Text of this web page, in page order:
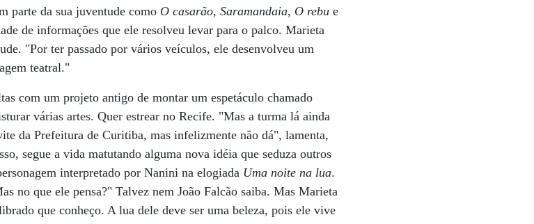
parte da sua juventude como O casarão,Saramandaia, O rebu e
de informações que ele resolveu levar para o palco. Marieta
"Por ter passado por vários veículos, ele desenvolveu um
teatral."
com um projeto antigo de montar um espetáculo chamado
várias artes. Quer estrear no Recife. "Mas a turma lá ainda
da Prefeitura de Curitiba, mas infelizmente não dá", lamenta,
segue a vida matutando alguma nova idéia que seduza outros
interpretado por Nanini na elogiada Uma noite na lua.
no que ele pensa?" Talvez nem João Falcão saiba. Mas Marieta
que conheço. A lua dele deve ser uma beleza, pois ele vive